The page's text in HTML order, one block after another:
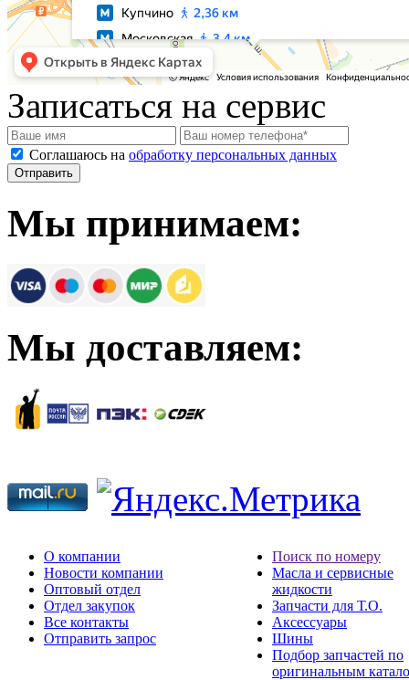
Записаться на сервис
Соглашаюсь на обработку персональных данных
Мы принимаем:
Мы доставляем:
О компании
Новости компании
Оптовый отдел
Отдел закупок
Все контакты
Отправить запрос
Поиск по номеру
Масла и сервисные
жидкости
Запчасти для Т.О.
Аксессуары
Шины
Подбор запчастей по
оригинальным